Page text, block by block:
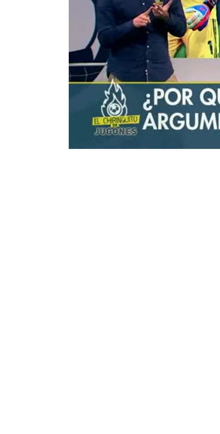
mega
Madrid
Publicado: 12 de febrero de 2018, 12:57
Nacho Peña El Chiringuito de Mega